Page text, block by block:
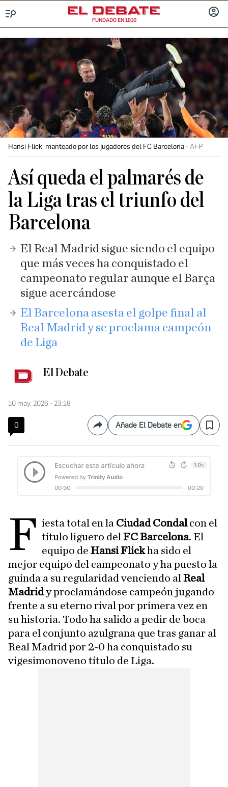
FUNDADO EN 1910
Hansi Flick, manteado por los jugadores del FC Barcelona AFP
Así queda el palmarés de
la Liga tras el triunfo del
Barcelona
El Real Madrid sigue siendo el equipo
que más veces ha conquistado el
campeonato regular aunque el Barça
sigue acercándose
El Barcelona asesta el golpe final al
Real Madrid y se proclama campeón
de Liga
El Debate
10 may. 2026 - 23:18
0 CompartirAñade El Debate en Save
F iesta total en la Ciudad Condalcon el
título liguero delFC Barcelona. El
equipo deHansi Flickha sido el
mejor equipo del campeonato y ha puesto la
guinda a su regularidad venciendo al Real
Madridy proclamándose campeón jugando
frente a su eterno rival por primera vez en
su historia. Todo ha salido a pedir de boca
para el conjunto azulgrana que tras ganar al
Real Madrid por 2-0 ha conquistado su
vigesimonoveno título de Liga.